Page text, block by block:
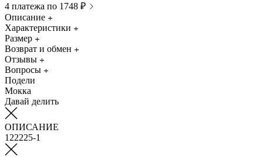
4 платежа по 1748 ₽
Описание
Характеристики
Размер
Возврат и обмен
Отзывы
Вопросы
Подели
Мокка
Давай делить
ОПИСАНИЕ
122225-1